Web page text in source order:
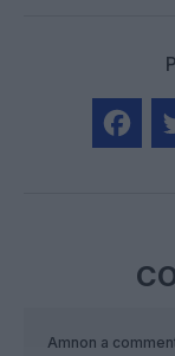
Amnon a